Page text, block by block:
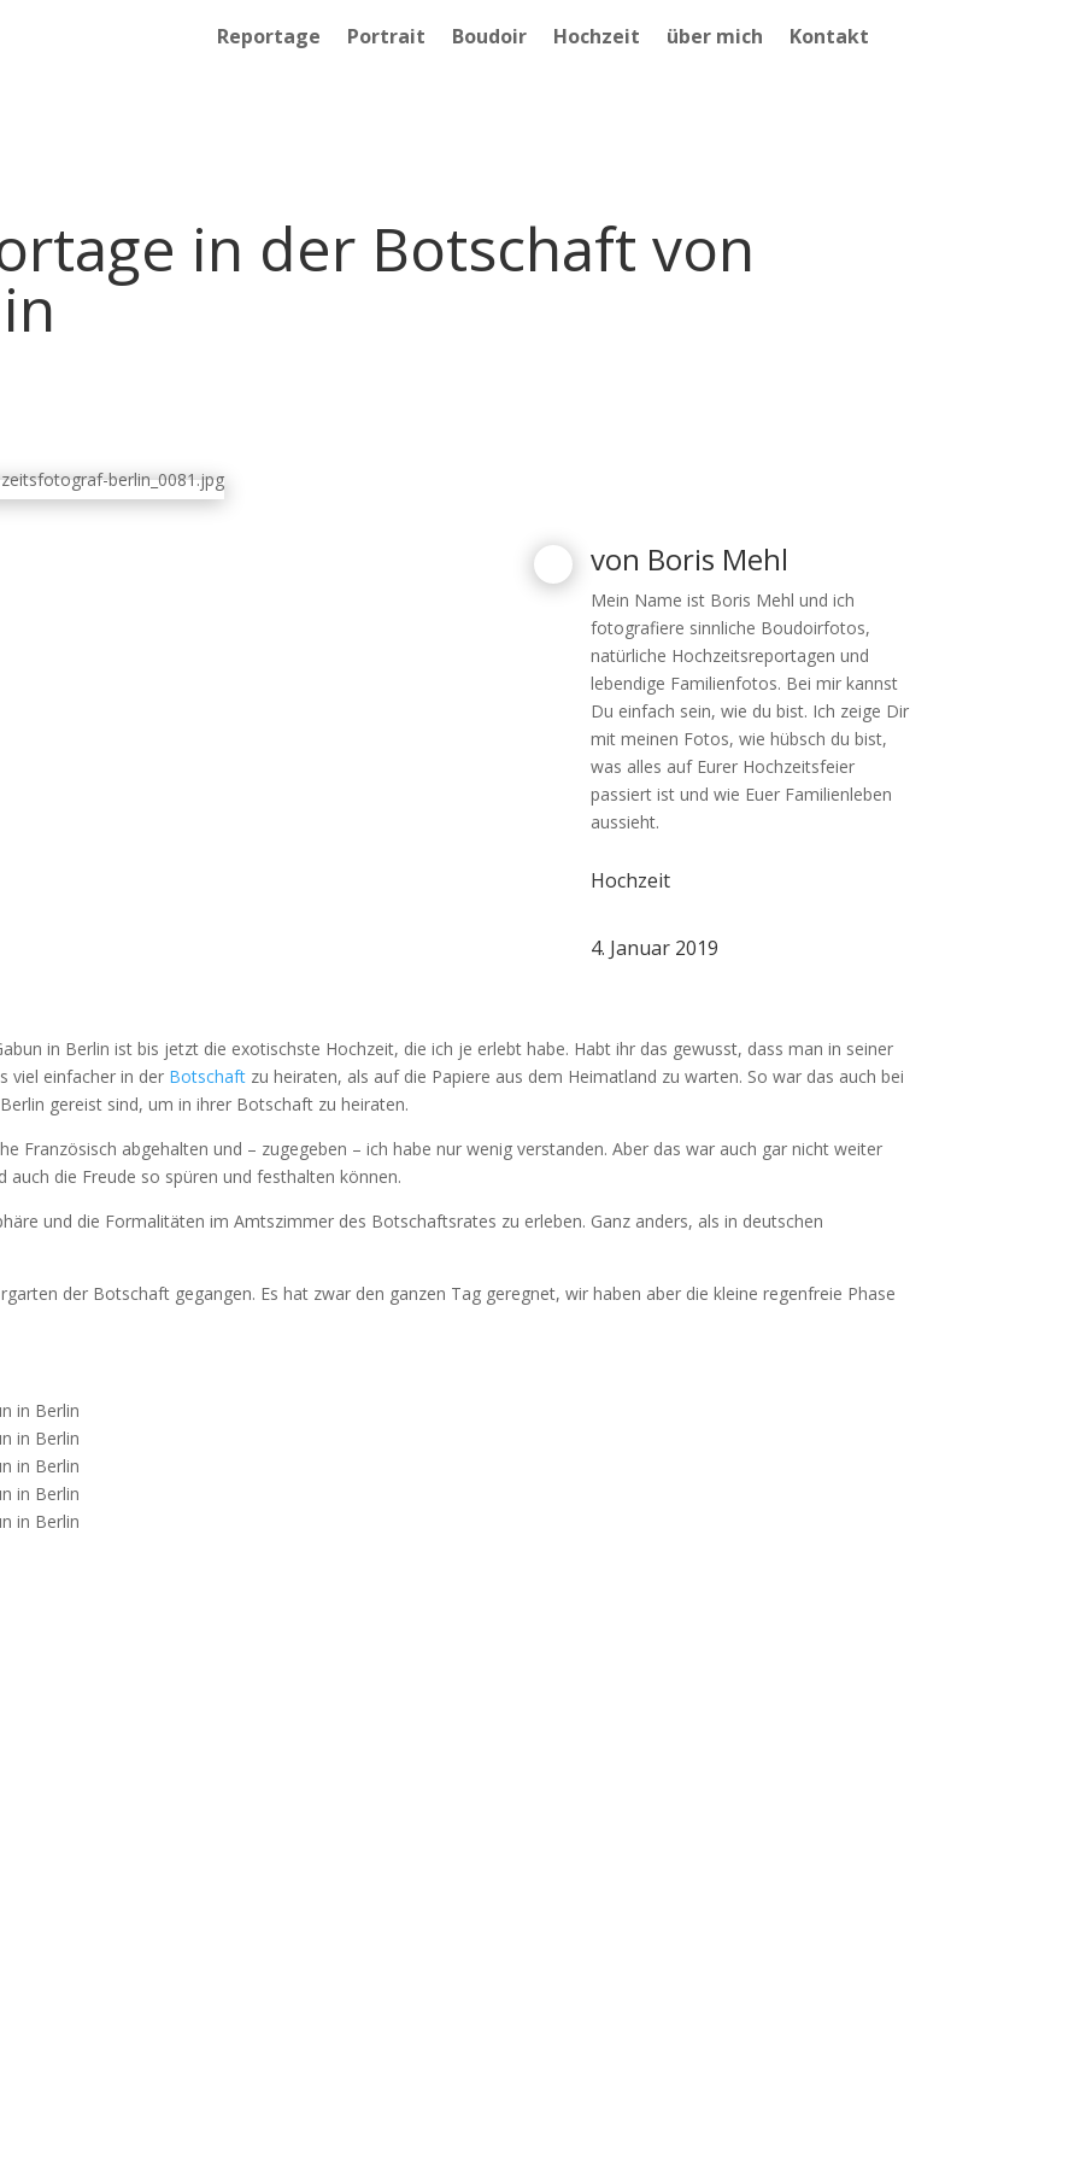
Reportage Portrait Boudoir Hochzeit über mich Kontakt
in der Botschaft von
von Boris Mehl
Mein Name ist Boris Mehl und ich
fotografiere sinnliche Boudoirfotos,
natürliche Hochzeitsreportagen und
lebendige Familienfotos. Bei mir kannst
Du einfach sein, wie du bist. Ich zeige Dir
mit meinen Fotos, wie hübsch du bist,
was alles auf Eurer Hochzeitsfeier
passiert ist und wie Euer Familienleben
aussieht.
Hochzeit
4. Januar 2019
in Berlin ist bis jetzt die exotischste Hochzeit, die ich je erlebt habe. Habt ihr das gewusst, dass man in seiner
viel einfacher in der Botschaft zu heiraten, als auf die Papiere aus dem Heimatland zu warten. So war das auch bei
gereist sind, um in ihrer Botschaft zu heiraten.
Französisch abgehalten und – zugegeben – ich habe nur wenig verstanden. Aber das war auch gar nicht weiter
die Freude so spüren und festhalten können.
und die Formalitäten im Amtszimmer des Botschaftsrates zu erleben. Ganz anders, als in deutschen
der Botschaft gegangen. Es hat zwar den ganzen Tag geregnet, wir haben aber die kleine regenfreie Phase